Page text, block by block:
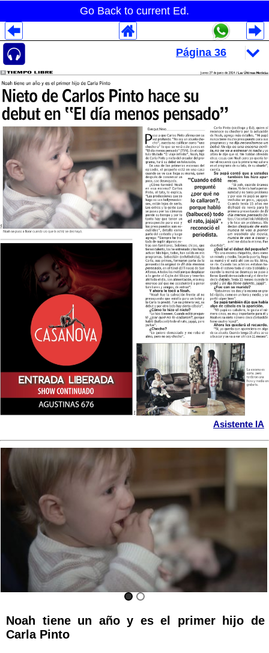
Go Back to current Ed.
Asistente IA
Noah tiene un año y es el primer hijo de
Carla Pinto
Despliegues Analytics
Despliegues Totales
Despliegues por Rubros